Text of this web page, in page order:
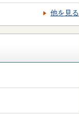
他を見る